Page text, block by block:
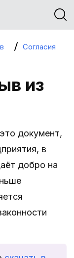
Согласия
из
документ,
в
добро на